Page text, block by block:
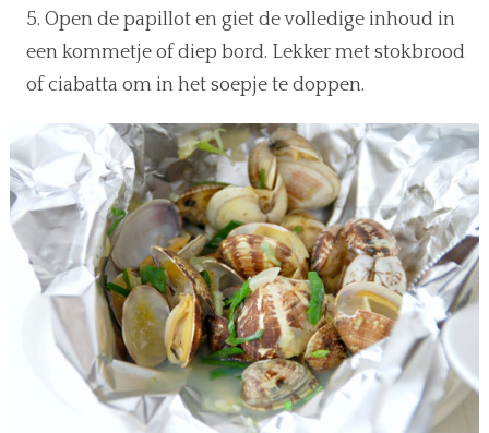
Open de papillot en giet de volledige inhoud in
een kommetje of diep bord. Lekker met stokbrood
of ciabatta om in het soepje te doppen.